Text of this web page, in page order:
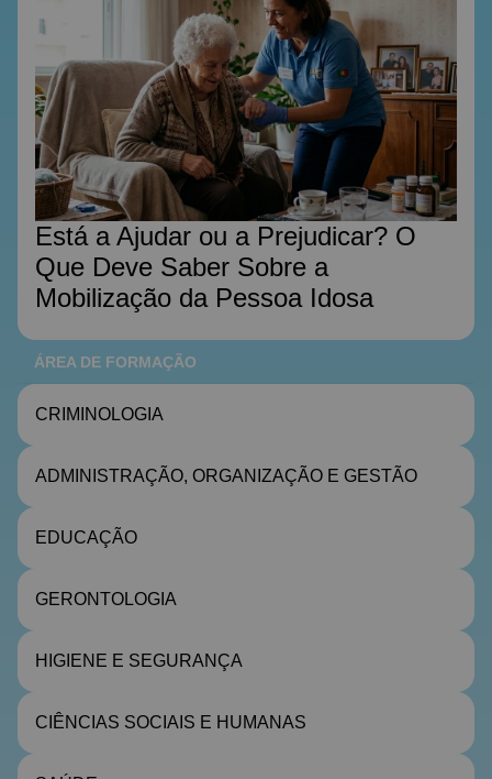
Está a Ajudar ou a Prejudicar? O
Que Deve Saber Sobre a
Mobilização da Pessoa Idosa
ÁREA DE FORMAÇÃO
CRIMINOLOGIA
ADMINISTRAÇÃO, ORGANIZAÇÃO E GESTÃO
EDUCAÇÃO
GERONTOLOGIA
HIGIENE E SEGURANÇA
CIÊNCIAS SOCIAIS E HUMANAS